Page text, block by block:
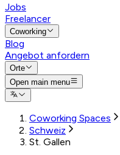
Jobs
Freelancer
Coworking
Blog
Angebot anfordern
Orte
Open main menu
Coworking Spaces
Schweiz
St. Gallen